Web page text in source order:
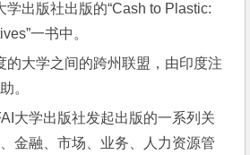
学出版社出版的“Cash to Plastic:
一书中。
的大学之间的跨州联盟，由印度注
。
大学出版社发起出版的一系列关
金融、市场、业务、人力资源管